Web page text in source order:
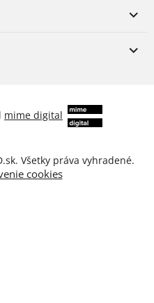
mime digital
. Všetky práva vyhradené.
cookies